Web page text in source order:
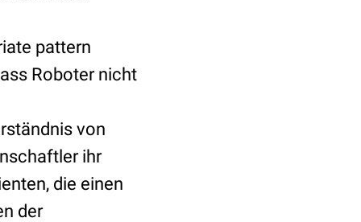
pattern
Roboter nicht
von
ihr
die einen
der